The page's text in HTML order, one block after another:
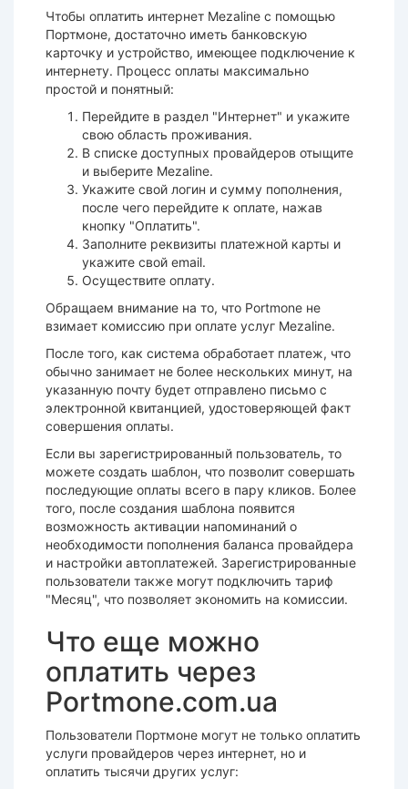
Чтобы оплатить интернет Mezaline с помощью
Портмоне, достаточно иметь банковскую
карточку и устройство, имеющее подключение к
интернету. Процесс оплаты максимально
простой и понятный:
Перейдите в раздел "Интернет" и укажите
свою область проживания.
В списке доступных провайдеров отыщите
и выберите Mezaline.
Укажите свой логин и сумму пополнения,
после чего перейдите к оплате, нажав
кнопку "Оплатить".
Заполните реквизиты платежной карты и
укажите свой email.
Осуществите оплату.
Обращаем внимание на то, что Portmone не
взимает комиссию при оплате услуг Mezaline.
После того, как система обработает платеж, что
обычно занимает не более нескольких минут, на
указанную почту будет отправлено письмо с
электронной квитанцией, удостоверяющей факт
совершения оплаты.
Если вы зарегистрированный пользователь, то
можете создать шаблон, что позволит совершать
последующие оплаты всего в пару кликов. Более
того, после создания шаблона появится
возможность активации напоминаний о
необходимости пополнения баланса провайдера
и настройки автоплатежей. Зарегистрированные
пользователи также могут подключить тариф
"Месяц", что позволяет экономить на комиссии.
Что еще можно
оплатить через
Portmone.com.ua
Пользователи Портмоне могут не только оплатить
услуги провайдеров через интернет, но и
оплатить тысячи других услуг: